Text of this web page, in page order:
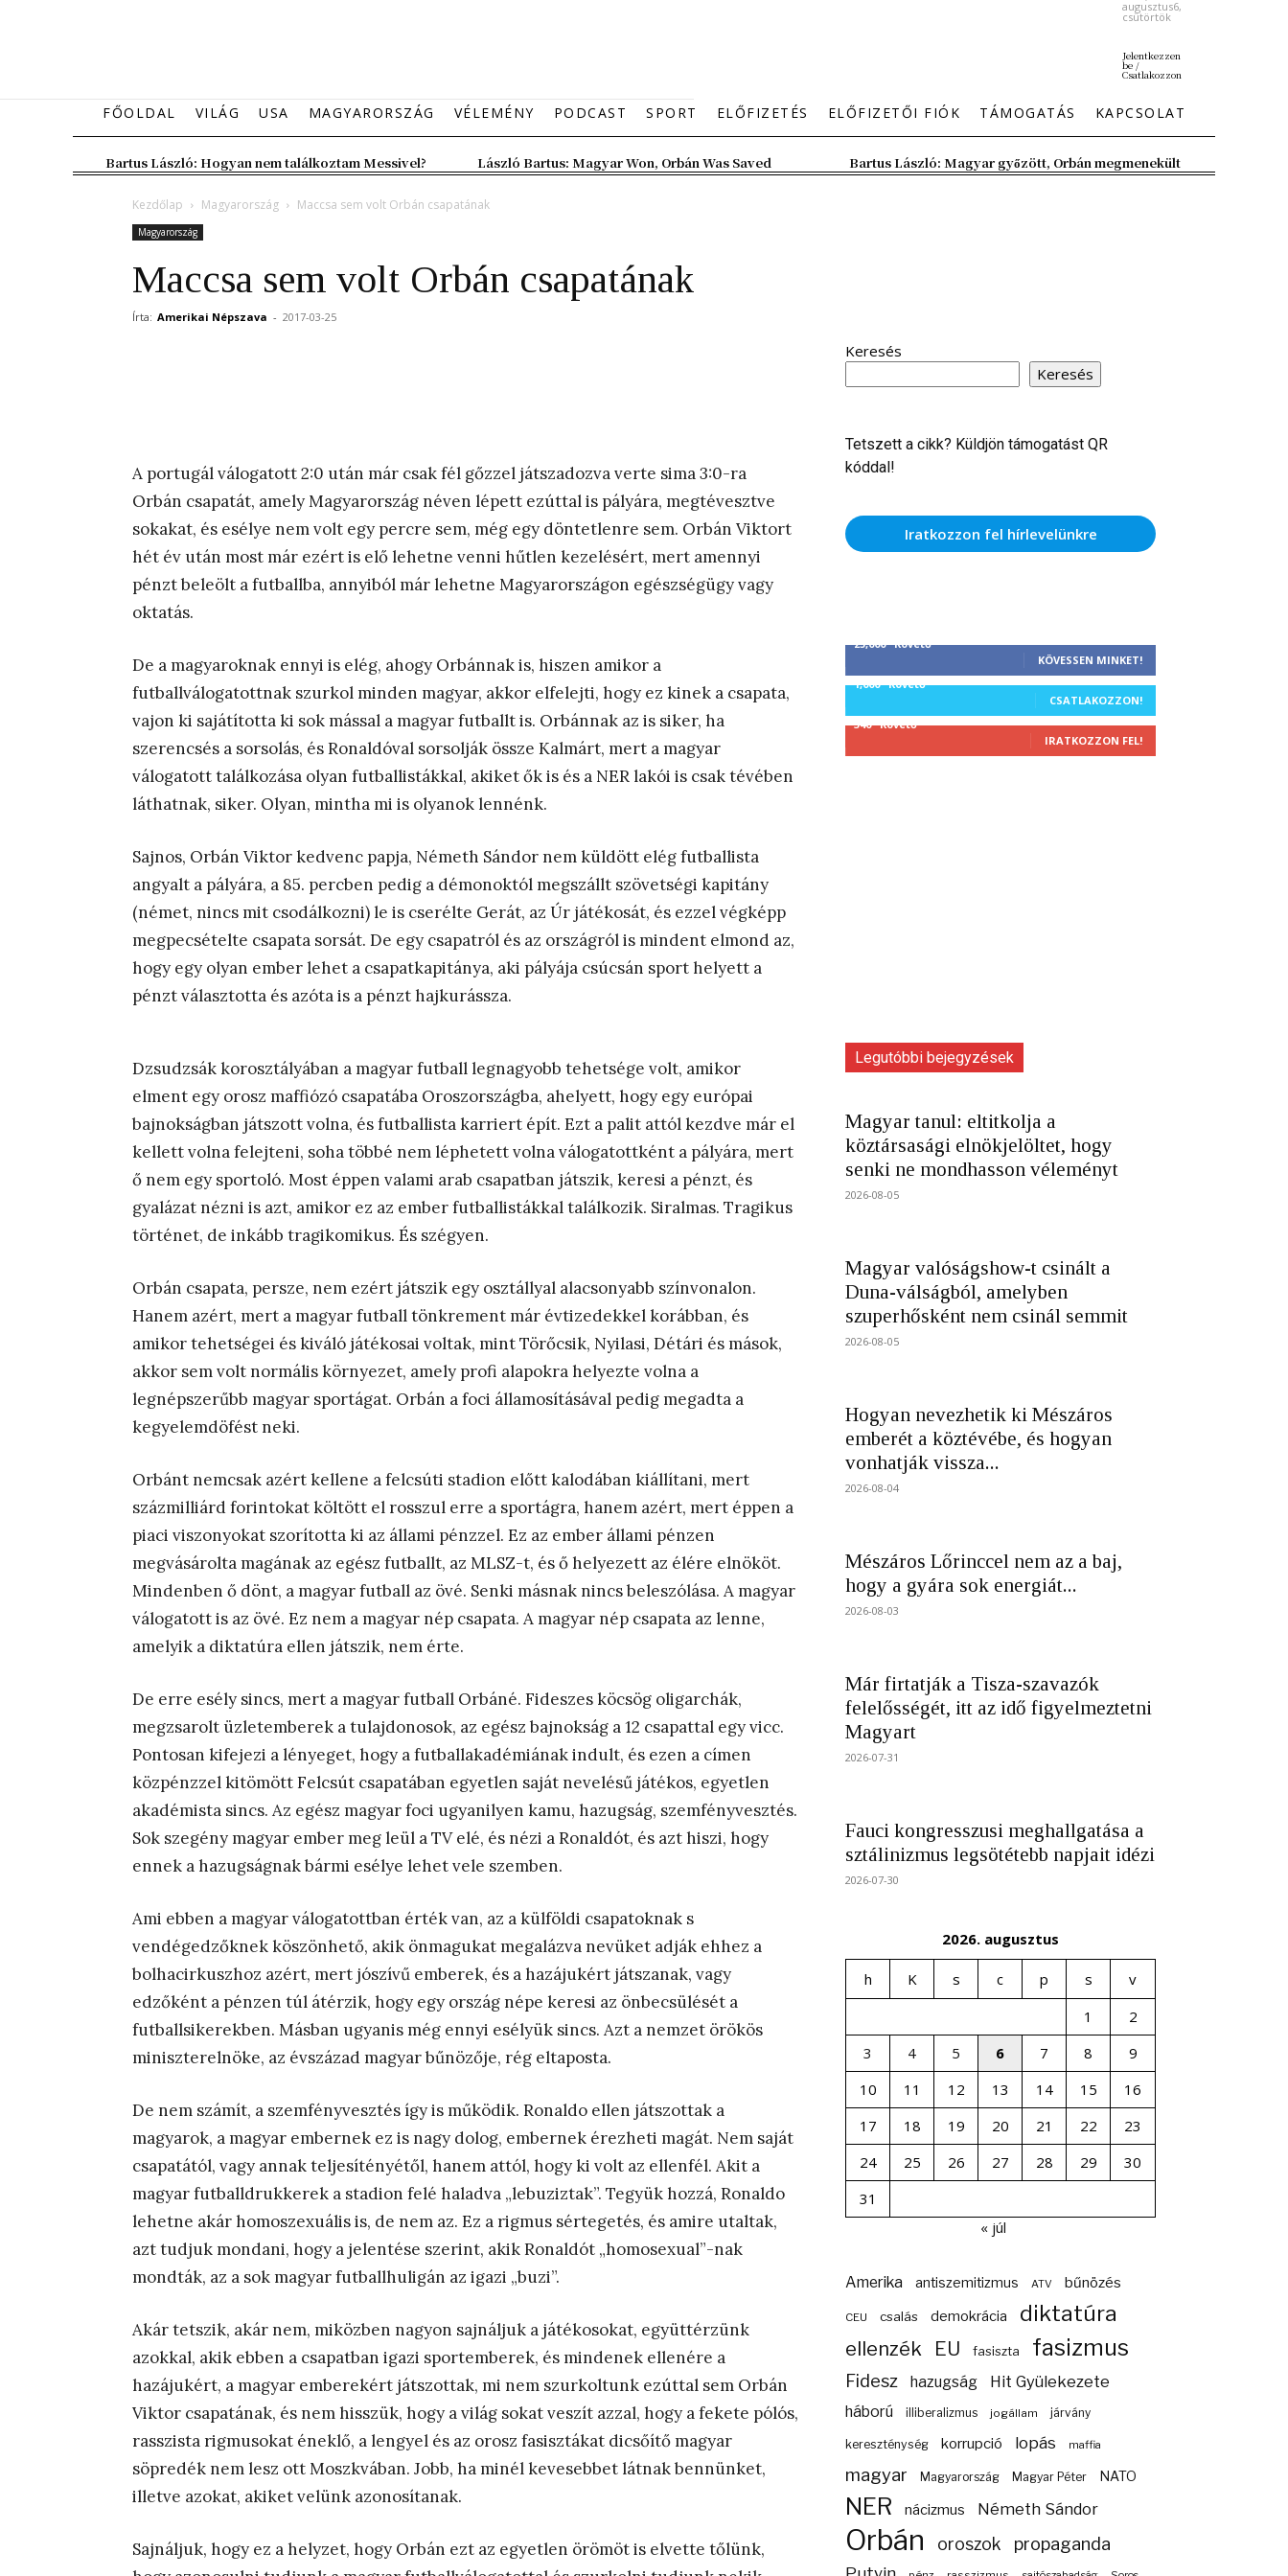
augusztus6,
csütörtök
Jelentkezzen
be /
Csatlakozzon
FŐOLDAL VILÁG USA MAGYARORSZÁG VÉLEMÉNY PODCAST SPORT ELŐFIZETÉS ELŐFIZETŐI FIÓK TÁMOGATÁS KAPCSOLAT
Bartus László: Hogyan nem találkoztam Messivel? László Bartus: Magyar Won, Orbán Was Saved Bartus László: Magyar győzött, Orbán megmenekült
Kezdőlap Magyarország Maccsa sem volt Orbán csapatának
Magyarország
Maccsa sem volt Orbán csapatának
Írta: Amerikai Népszava - 2017-03-25
A portugál válogatott 2:0 után már csak fél gőzzel játszadozva verte sima 3:0-ra
Orbán csapatát, amely Magyarország néven lépett ezúttal is pályára, megtévesztve
sokakat, és esélye nem volt egy percre sem, még egy döntetlenre sem. Orbán Viktort
hét év után most már ezért is elő lehetne venni hűtlen kezelésért, mert amennyi
pénzt beleölt a futballba, annyiból már lehetne Magyarországon egészségügy vagy
oktatás.
De a magyaroknak ennyi is elég, ahogy Orbánnak is, hiszen amikor a
futballválogatottnak szurkol minden magyar, akkor elfelejti, hogy ez kinek a csapata,
vajon ki sajátította ki sok mással a magyar futballt is. Orbánnak az is siker, ha
szerencsés a sorsolás, és Ronaldóval sorsolják össze Kalmárt, mert a magyar
válogatott találkozása olyan futballistákkal, akiket ők is és a NER lakói is csak tévében
láthatnak, siker. Olyan, mintha mi is olyanok lennénk.
Sajnos, Orbán Viktor kedvenc papja, Németh Sándor nem küldött elég futballista
angyalt a pályára, a 85. percben pedig a démonoktól megszállt szövetségi kapitány
(német, nincs mit csodálkozni) le is cserélte Gerát, az Úr játékosát, és ezzel végképp
megpecsételte csapata sorsát. De egy csapatról és az országról is mindent elmond az,
hogy egy olyan ember lehet a csapatkapitánya, aki pályája csúcsán sport helyett a
pénzt választotta és azóta is a pénzt hajkurássza.
Dzsudzsák korosztályában a magyar futball legnagyobb tehetsége volt, amikor
elment egy orosz maffiózó csapatába Oroszországba, ahelyett, hogy egy európai
bajnokságban játszott volna, és futballista karriert épít. Ezt a palit attól kezdve már el
kellett volna felejteni, soha többé nem léphetett volna válogatottként a pályára, mert
ő nem egy sportoló. Most éppen valami arab csapatban játszik, keresi a pénzt, és
gyalázat nézni is azt, amikor ez az ember futballistákkal találkozik. Siralmas. Tragikus
történet, de inkább tragikomikus. És szégyen.
Orbán csapata, persze, nem ezért játszik egy osztállyal alacsonyabb színvonalon.
Hanem azért, mert a magyar futball tönkrement már évtizedekkel korábban, és
amikor tehetségei és kiváló játékosai voltak, mint Törőcsik, Nyilasi, Détári és mások,
akkor sem volt normális környezet, amely profi alapokra helyezte volna a
legnépszerűbb magyar sportágat. Orbán a foci államosításával pedig megadta a
kegyelemdöfést neki.
Orbánt nemcsak azért kellene a felcsúti stadion előtt kalodában kiállítani, mert
százmilliárd forintokat költött el rosszul erre a sportágra, hanem azért, mert éppen a
piaci viszonyokat szorította ki az állami pénzzel. Ez az ember állami pénzen
megvásárolta magának az egész futballt, az MLSZ-t, és ő helyezett az élére elnököt.
Mindenben ő dönt, a magyar futball az övé. Senki másnak nincs beleszólása. A magyar
válogatott is az övé. Ez nem a magyar nép csapata. A magyar nép csapata az lenne,
amelyik a diktatúra ellen játszik, nem érte.
De erre esély sincs, mert a magyar futball Orbáné. Fideszes köcsög oligarchák,
megzsarolt üzletemberek a tulajdonosok, az egész bajnokság a 12 csapattal egy vicc.
Pontosan kifejezi a lényeget, hogy a futballakadémiának indult, és ezen a címen
közpénzzel kitömött Felcsút csapatában egyetlen saját nevelésű játékos, egyetlen
akadémista sincs. Az egész magyar foci ugyanilyen kamu, hazugság, szemfényvesztés.
Sok szegény magyar ember meg leül a TV elé, és nézi a Ronaldót, és azt hiszi, hogy
ennek a hazugságnak bármi esélye lehet vele szemben.
Ami ebben a magyar válogatottban érték van, az a külföldi csapatoknak s
vendégedzőknek köszönhető, akik önmagukat megalázva nevüket adják ehhez a
bolhacirkuszhoz azért, mert jószívű emberek, és a hazájukért játszanak, vagy
edzőként a pénzen túl átérzik, hogy egy ország népe keresi az önbecsülését a
futballsikerekben. Másban ugyanis még ennyi esélyük sincs. Azt a nemzet örökös
miniszterelnöke, az évszázad magyar bűnözője, rég eltaposta.
De nem számít, a szemfényvesztés így is működik. Ronaldo ellen játszottak a
magyarok, a magyar embernek ez is nagy dolog, embernek érezheti magát. Nem saját
csapatától, vagy annak teljesítényétől, hanem attól, hogy ki volt az ellenfél. Akit a
magyar futballdrukkerek a stadion felé haladva „lebuziztak”. Tegyük hozzá, Ronaldo
lehetne akár homoszexuális is, de nem az. Ez a rigmus sértegetés, és amire utaltak,
azt tudjuk mondani, hogy a jelentése szerint, akik Ronaldót „homosexual”-nak
mondták, az a sok magyar futballhuligán az igazi „buzi”.
Akár tetszik, akár nem, miközben nagyon sajnáljuk a játékosokat, együttérzünk
azokkal, akik ebben a csapatban igazi sportemberek, és mindenek ellenére a
hazájukért, a magyar emberekért játszottak, mi nem szurkoltunk ezúttal sem Orbán
Viktor csapatának, és nem hisszük, hogy a világ sokat veszít azzal, hogy a fekete pólós,
rasszista rigmusokat éneklő, a lengyel és az orosz fasisztákat dicsőítő magyar
söpredék nem lesz ott Moszkvában. Jobb, ha minél kevesebbet látnak bennünket,
illetve azokat, akiket velünk azonosítanak.
Sajnáljuk, hogy ez a helyzet, hogy Orbán ezt az egyetlen örömöt is elvette tőlünk,
Keresés
Keresés
Tetszett a cikk? Küldjön támogatást QR
kóddal!
Iratkozzon fel hírlevelünkre
25,000 Követő
KÖVESSEN MINKET!
1,000 Követő
CSATLAKOZZON!
340 Követő
IRATKOZZON FEL!
Legutóbbi bejegyzések
Magyar tanul: eltitkolja a
köztársasági elnökjelöltet, hogy
senki ne mondhasson véleményt
2026-08-05
Magyar valóságshow-t csinált a
Duna-válságból, amelyben
szuperhősként nem csinál semmit
2026-08-05
Hogyan nevezhetik ki Mészáros
emberét a köztévébe, és hogyan
vonhatják vissza...
2026-08-04
Mészáros Lőrinccel nem az a baj,
hogy a gyára sok energiát...
2026-08-03
Már firtatják a Tisza-szavazók
felelősségét, itt az idő figyelmeztetni
Magyart
2026-07-31
Fauci kongresszusi meghallgatása a
sztálinizmus legsötétebb napjait idézi
2026-07-30
2026. augusztus
h K s c p s
v
1
2
3
4 5 6 7 8
9
10
11 12 13 14 15
16
17
18 19 20 21 22
23
24
25 26 27 28 29
30
31
« júl
Amerika antiszemitizmus ATV bűnözés
CEU csalás demokrácia diktatúra
ellenzék EU fasiszta fasizmus
Fidesz hazugság Hit Gyülekezete
háború illiberalizmus jogállam járvány
kereszténység korrupció lopás maffia
magyar Magyarország Magyar Péter NATO
NER nácizmus Németh Sándor
Orbán oroszok propaganda